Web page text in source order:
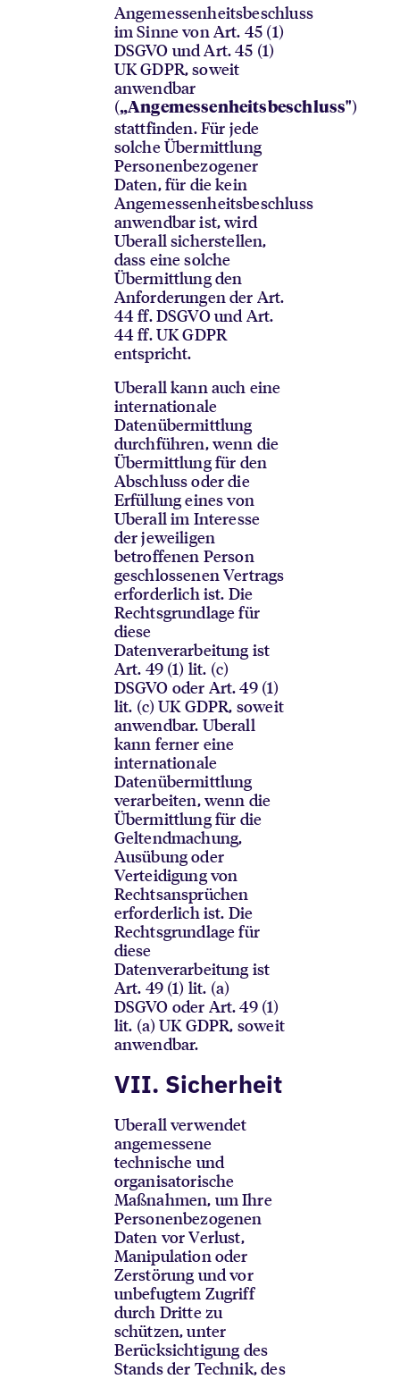
Angemessenheitsbeschluss
im Sinne von Art. 45 (1)
DSGVO und Art. 45 (1)
UK GDPR, soweit
anwendbar
(„Angemessenheitsbeschluss")
stattfinden. Für jede
solche Übermittlung
Personenbezogener
Daten, für die kein
Angemessenheitsbeschluss
anwendbar ist, wird
Uberall sicherstellen,
dass eine solche
Übermittlung den
Anforderungen der Art.
44 ff. DSGVO und Art.
44 ff. UK GDPR
entspricht.
Uberall kann auch eine
internationale
Datenübermittlung
durchführen, wenn die
Übermittlung für den
Abschluss oder die
Erfüllung eines von
Uberall im Interesse
der jeweiligen
betroffenen Person
geschlossenen Vertrags
erforderlich ist. Die
Rechtsgrundlage für
diese
Datenverarbeitung ist
Art. 49 (1) lit. (c)
DSGVO oder Art. 49 (1)
lit. (c) UK GDPR, soweit
anwendbar. Uberall
kann ferner eine
internationale
Datenübermittlung
verarbeiten, wenn die
Übermittlung für die
Geltendmachung,
Ausübung oder
Verteidigung von
Rechtsansprüchen
erforderlich ist. Die
Rechtsgrundlage für
diese
Datenverarbeitung ist
Art. 49 (1) lit. (a)
DSGVO oder Art. 49 (1)
lit. (a) UK GDPR, soweit
anwendbar.
VII. Sicherheit
Uberall verwendet
angemessene
technische und
organisatorische
Maßnahmen, um Ihre
Personenbezogenen
Daten vor Verlust,
Manipulation oder
Zerstörung und vor
unbefugtem Zugriff
durch Dritte zu
schützen, unter
Berücksichtigung des
Stands der Technik, des